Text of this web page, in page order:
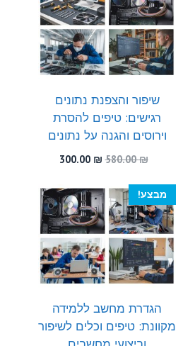
שיפור והצפנת נתונים
רגישים: טיפים להסרת
וירוסים והגנה על נתונים
580.00₪
המחיר
היה:
580.00 ₪.
300.00 ₪
הוא:
300.00 ₪.
מבצע!
הגדרת מחשב ללמידה
מקוונת: טיפים וכלים לשיפור